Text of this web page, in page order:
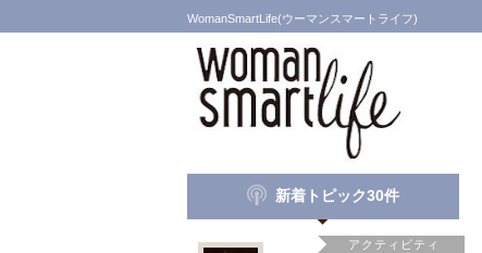
WomanSmartLife(ウーマンスマートライフ)
新着トピック30件
アクティビティ